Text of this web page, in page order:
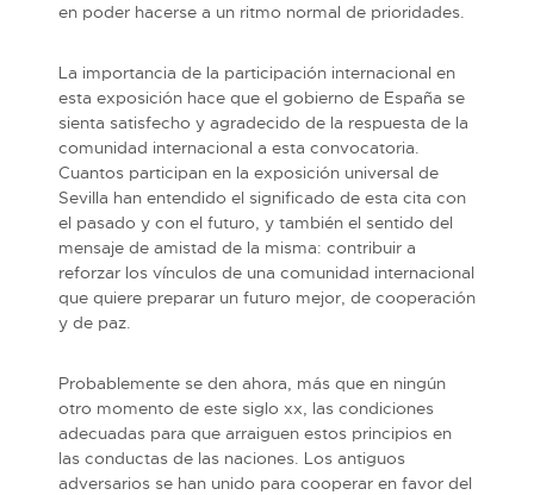
en poder hacerse a un ritmo normal de prioridades.
La importancia de la participación internacional en
esta exposición hace que el gobierno de España se
sienta satisfecho y agradecido de la respuesta de la
comunidad internacional a esta convocatoria.
Cuantos participan en la exposición universal de
Sevilla han entendido el significado de esta cita con
el pasado y con el futuro, y también el sentido del
mensaje de amistad de la misma: contribuir a
reforzar los vínculos de una comunidad internacional
que quiere preparar un futuro mejor, de cooperación
y de paz.
Probablemente se den ahora, más que en ningún
otro momento de este siglo xx, las condiciones
adecuadas para que arraiguen estos principios en
las conductas de las naciones. Los antiguos
adversarios se han unido para cooperar en favor del